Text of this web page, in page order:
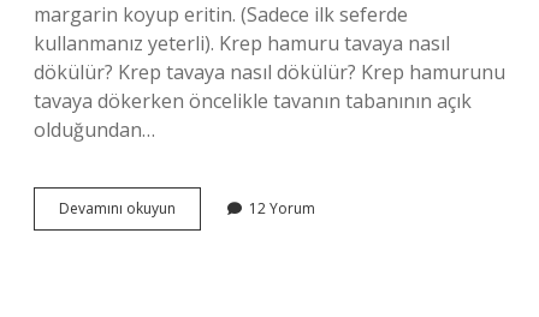
margarin koyup eritin. (Sadece ilk seferde
kullanmanız yeterli). Krep hamuru tavaya nasıl
dökülür? Krep tavaya nasıl dökülür? Krep hamurunu
tavaya dökerken öncelikle tavanın tabanının açık
olduğundan…
Devamını okuyun
Tavada
12 Yorum